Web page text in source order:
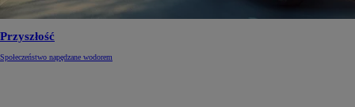
Przyszłość
Społeczeństwo napędzane wodorem